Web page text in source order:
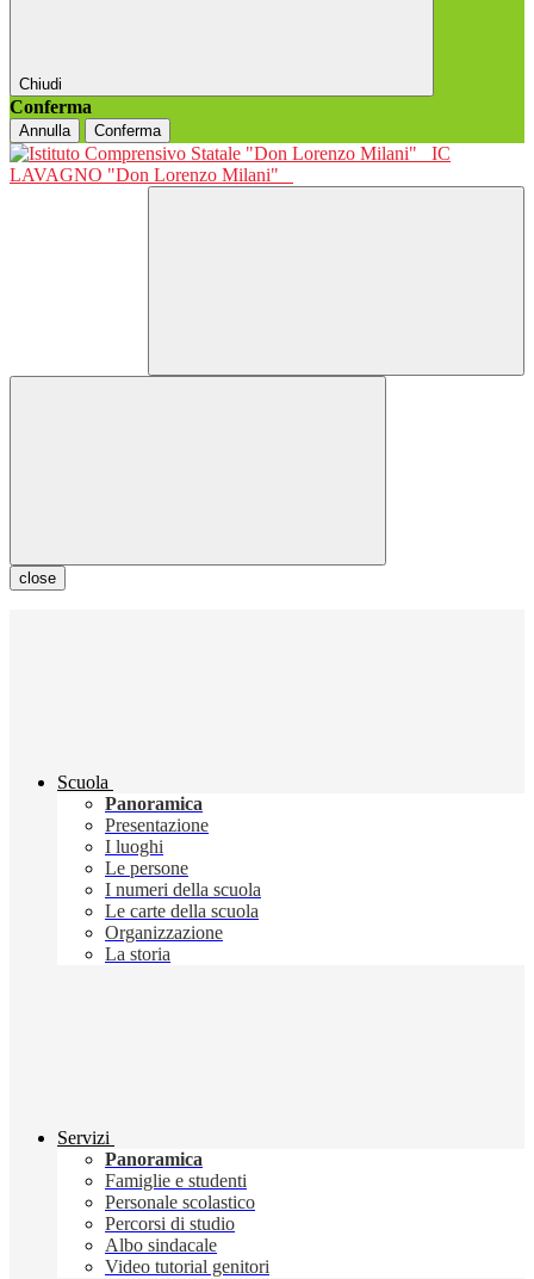
Chiudi
Conferma
Annulla Conferma
IC
LAVAGNO "Don Lorenzo Milani"
close
Scuola
Panoramica
Presentazione
I luoghi
Le persone
I numeri della scuola
Le carte della scuola
Organizzazione
La storia
Servizi
Panoramica
Famiglie e studenti
Personale scolastico
Percorsi di studio
Albo sindacale
Video tutorial genitori